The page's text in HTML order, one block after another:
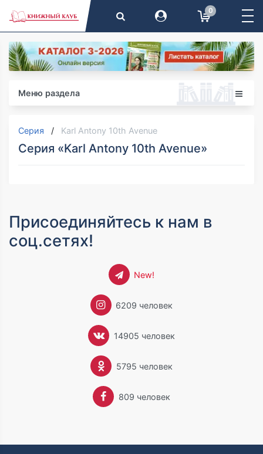
0
Меню раздела
Серия Karl Antony 10th Avenue
Серия «Karl Antony 10th Avenue»
Присоединяйтесь к нам в
соц.сетях!
New!
6209 человек
14905 человек
5795 человек
809 человек